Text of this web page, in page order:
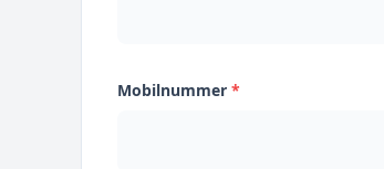
Mobilnummer *